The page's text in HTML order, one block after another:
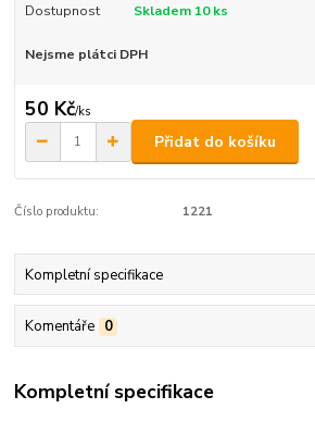
Dostupnost Skladem 10 ks
Nejsme plátci DPH
50 Kč/ks
Přidat do košíku
Číslo produktu: 1221
Kompletní specifikace
Komentáře 0
Kompletní specifikace